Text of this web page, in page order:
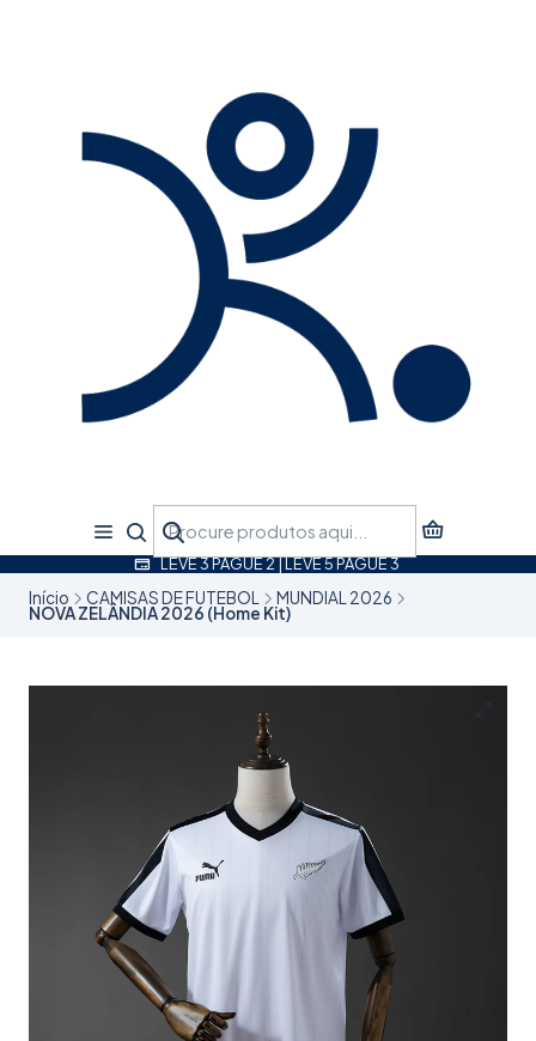
LEVE 3 PAGUE 2 | LEVE 5 PAGUE 3
Início CAMISAS DE FUTEBOL MUNDIAL 2026
NOVA ZELÂNDIA 2026 (Home Kit)